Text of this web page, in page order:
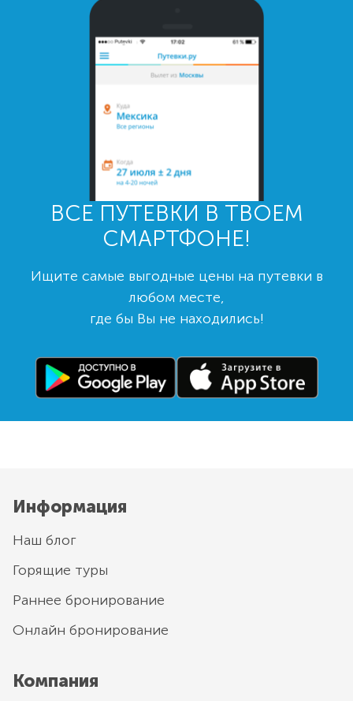
ВСЕ ПУТЕВКИ В ТВОЕМ
СМАРТФОНЕ!
Ищите самые выгодные цены на путевки в
любом месте,
где бы Вы не находились!
Информация
Наш блог
Горящие туры
Раннее бронирование
Онлайн бронирование
Компания